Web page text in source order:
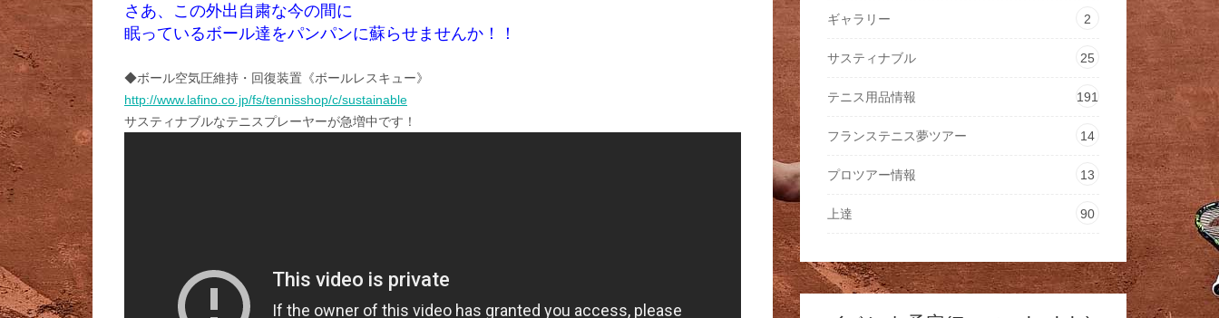
さあ、この外出自粛な今の間に
眠っているボール達をパンパンに蘇らせませんか！！
◆ボール空気圧維持・回復装置《ボールレスキュー》
http://www.lafino.co.jp/fs/tennisshop/c/sustainable
サスティナブルなテニスプレーヤーが急増中です！
ギャラリー 2
サスティナブル 25
テニス用品情報 191
フランステニス夢ツアー 14
プロツアー情報 13
上達 90